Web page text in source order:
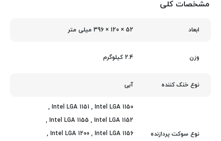
مشخصات کلی
ابعاد 52 × 120 × 396 میلی‌ متر
وزن 2.4 کیلوگرم
نوع خنک کننده آبی
نوع سوکت پردازنده
Intel LGA 1150
,
Intel LGA 1151
,
Intel LGA 1152
,
Intel LGA 1155
,
Intel LGA 1156
,
Intel LGA 1200
,